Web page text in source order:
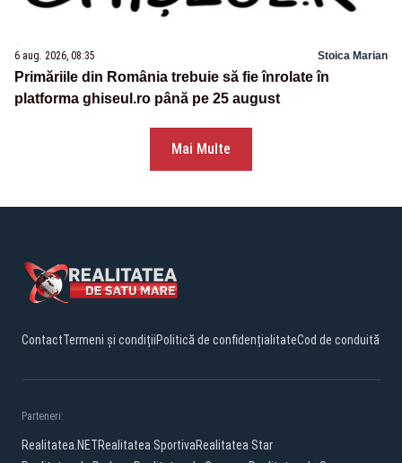
6 aug. 2026, 08:35 Stoica Marian
Primăriile din România trebuie să fie înrolate în
platforma ghiseul.ro până pe 25 august
Mai Multe
ContactTermeni și condițiiPolitică de confidențialitateCod de conduită
Parteneri:
Realitatea.NETRealitatea SportivaRealitatea Star